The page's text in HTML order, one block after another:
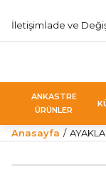
İletişimİade ve
ANKASTRE
ÜRÜNLER
Anasayfa